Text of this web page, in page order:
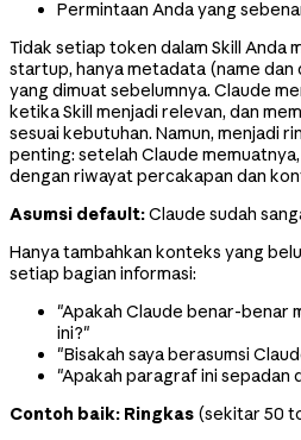
Permintaan Anda yang
Tidak setiap token dalam Skill Anda
startup, hanya metadata (name dan
yang dimuat sebelumnya. Claude
ketika Skill menjadi relevan, dan
sesuai kebutuhan. Namun, menjadi
penting: setelah Claude
dengan riwayat percakapan dan
Asumsi default:Claude sudah
Hanya tambahkan konteks yang
setiap bagian informasi:
"Apakah Claude benar-benar
ini?"
"Bisakah saya berasumsi
"Apakah paragraf ini sepadan
Contoh baik: Ringkas (sekitar 50